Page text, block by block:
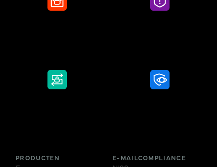
PRODUCTEN E-MAILCOMPLIANCE